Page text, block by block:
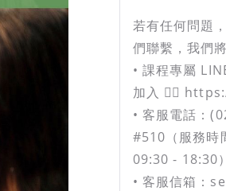
若有任何問題
們聯繫，我們
• 課程專屬
加入 👉🏻
• 客服電話：
#510（服務時
09:30 - 18:30）
• 客服信箱：